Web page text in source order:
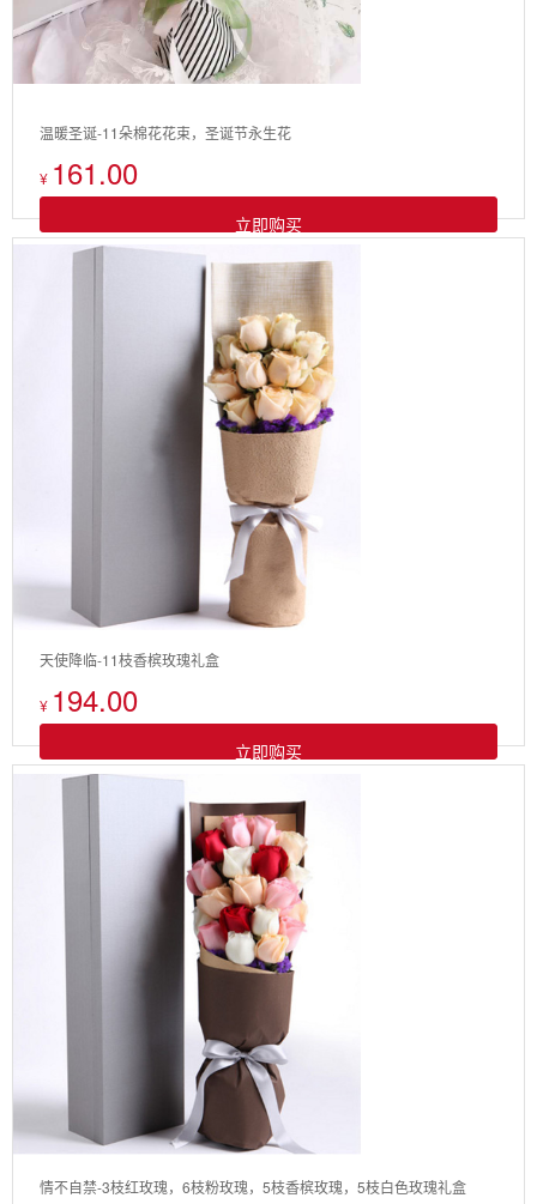
温暖圣诞-11朵棉花花束，圣诞节永生花
¥ 161.00
立即购买
天使降临-11枝香槟玫瑰礼盒
¥ 194.00
立即购买
情不自禁-3枝红玫瑰，6枝粉玫瑰，5枝香槟玫瑰，5枝白色玫瑰礼盒